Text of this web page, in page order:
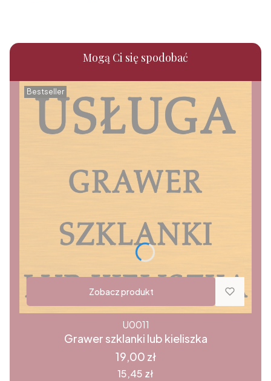
Mogą Ci się spodobać
Bestseller
Zobacz produkt
U0011
Grawer szklanki lub kieliszka
Cena
19,00 zł
Cena
15,45 zł